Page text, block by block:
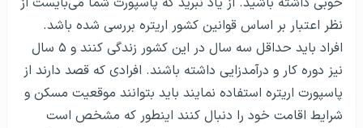
نظر اعتبار بر اساس قوانین کشور اریتره بررسی شده باشد.
افراد باید حداقل سه سال در این کشور زندگی کنند و ۵ سال
نیز دوره کار و درآمدزایی داشته باشند. افرادی که قصد دارند از
پاسپورت اریتره استفاده نمایند باید بتوانند موقعیت مسکن و
شرایط اقامت خود را دنبال کنند اینطور که مشخص است